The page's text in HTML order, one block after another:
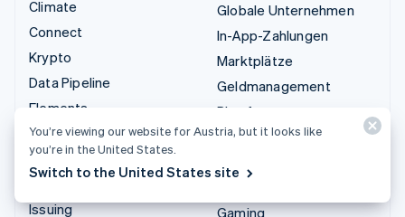
Climate
Connect
Krypto
Data Pipeline
Elements
Financial Connections
Identity
Invoicing
Issuing
Globale Unternehmen
In-App-Zahlungen
Marktplätze
Geldmanagement
Plattformen
SaaS
Gaming
You’re viewing our website for Austria, but it looks like
you’re in the United States.
Switch to the United States site